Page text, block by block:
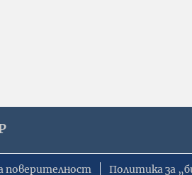
поверителност Политика за